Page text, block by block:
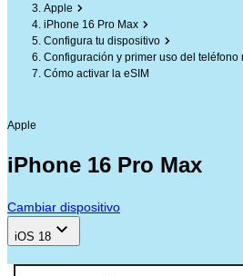
Apple
iPhone 16 Pro Max
Configura tu dispositivo
Configuración y primer uso del teléfono
Cómo activar la eSIM
Apple
iPhone 16 Pro Max
Cambiar dispositivo
iOS 18